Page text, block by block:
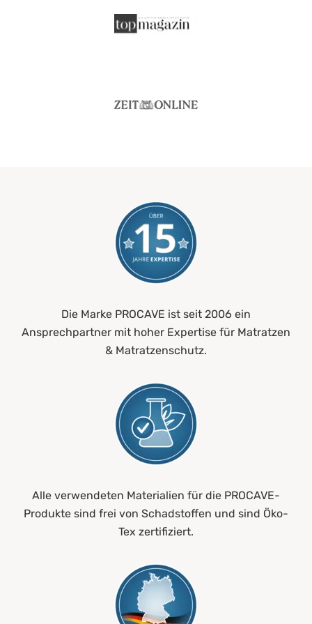
Die Marke PROCAVE ist seit 2006 ein
Ansprechpartner mit hoher Expertise für Matratzen
& Matratzenschutz.
Alle verwendeten Materialien für die PROCAVE-
Produkte sind frei von Schadstoffen und sind Öko-
Tex zertifiziert.